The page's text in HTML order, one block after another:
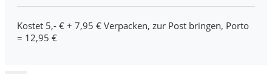
Kostet 5,- € + 7,95 € Verpacken, zur Post bringen, Porto
= 12,95 €